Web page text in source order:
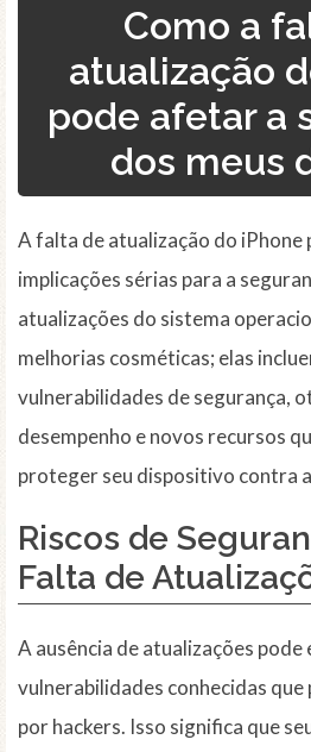
Como a
atualização
pode afetar a
dos meus
A falta de atualização do iPhone
implicações sérias para a
atualizações do sistema
melhorias cosméticas; elas
vulnerabilidades de segurança,
desempenho e novos recursos
proteger seu dispositivo contra
Riscos de
Falta de
A ausência de atualizações pode
vulnerabilidades conhecidas
por hackers. Isso significa que